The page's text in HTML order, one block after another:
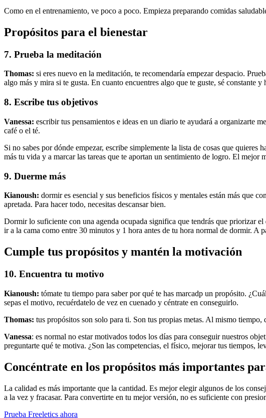
Como en el entrenamiento, ve poco a poco. Empieza preparando comidas
Propósitos para el bienestar
7. Prueba la meditación
Thomas: si eres nuevo en la meditación, te recomendaría empezar despacio.
algo más y mira si te gusta. En cuanto encuentres algo que te guste, sé constante
8. Escribe tus objetivos
Vanessa: escribir tus pensamientos e ideas en un diario te ayudará a organizarte
café o el té.
Si no sabes por dónde empezar, escribe simplemente la lista de cosas que
más tu vida y a marcar las tareas que te aportan un sentimiento de logro. El mejor
9. Duerme más
Kianoush: dormir es esencial y sus beneficios físicos y mentales están más que
apretada. Para hacer todo, necesitas descansar bien.
Dormir lo suficiente con una agenda ocupada significa que tendrás que priorizar
ir a la cama como entre 30 minutos y 1 hora antes de tu hora normal de dormir. A
Cumple tus propósitos y mantén la motivación
10. Encuentra tu motivo
Kianoush: tómate tu tiempo para saber por qué te has marcadp un propósito.
sepas el motivo, recuérdatelo de vez en cuenado y céntrate en conseguirlo.
Thomas: tus propósitos son solo para ti. Son tus propias metas. Al mismo
Vanessa: es normal no estar motivados todos los días para conseguir nuestros
preguntarte qué te motiva. ¿Son las competencias, el físico, mejorar tus tiempos,
Concéntrate en los propósitos más importantes
La calidad es más importante que la cantidad. Es mejor elegir algunos de los
a la vez y fracasar. Para convertirte en tu mejor versión, no es suficiente con
Prueba Freeletics ahora